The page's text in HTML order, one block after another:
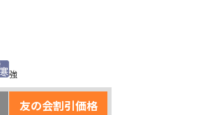
強
友の会割引価格